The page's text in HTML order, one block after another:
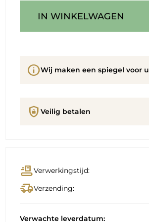
IN WINKELWAGEN
infoWij maken een spiegel voor u
shield_lock Veilig betalen
conveyor_beltVerwerkingstijd:
delivery_truck_speedVerzending:
Verwachte leverdatum: